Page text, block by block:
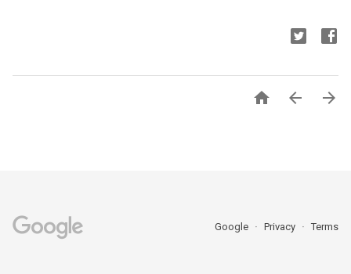
  
Google Privacy Terms